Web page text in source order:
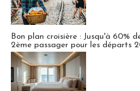
Bon plan croisière : Jusqu'à 60%
2ème passager pour les départs